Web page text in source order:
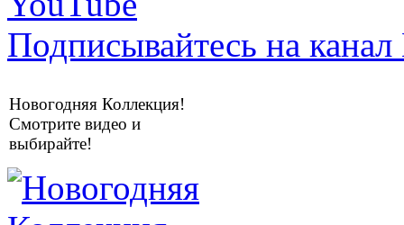
Подписывайтесь на
Новогодняя Коллекция!
Смотрите видео и
выбирайте!